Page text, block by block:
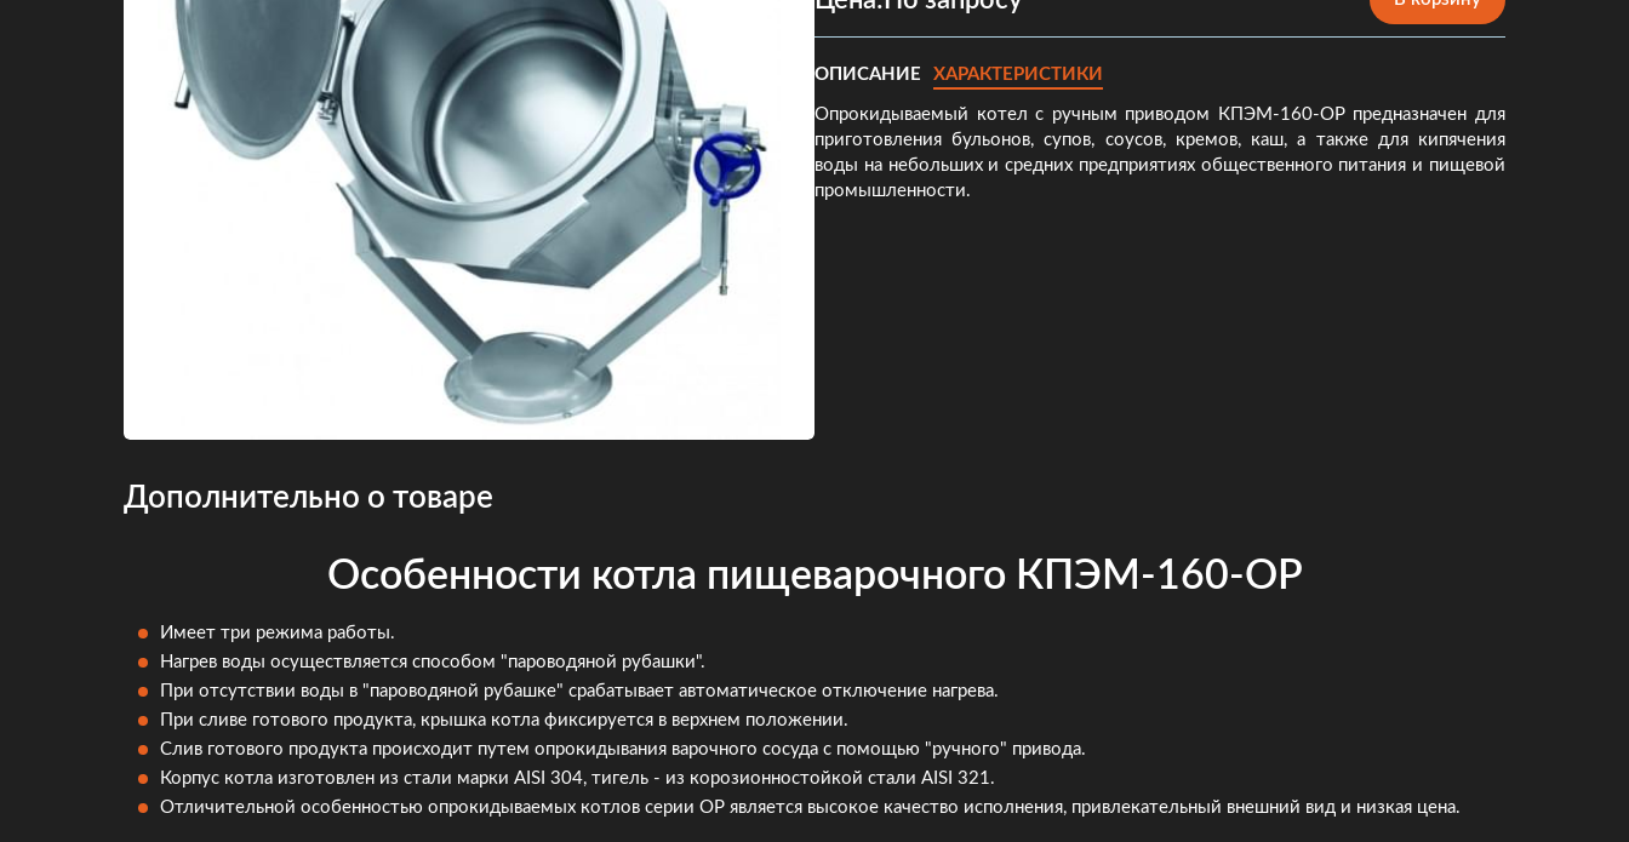
ОПИСАНИЕ ХАРАКТЕРИСТИКИ
Опрокидываемый котел с ручным приводом КПЭМ-160-ОР предназначен для
приготовления бульонов, супов, соусов, кремов, каш, а также для кипячения
воды на небольших и средних предприятиях общественного питания и пищевой
промышленности.
Дополнительно о товаре
Особенности котла пищеварочного КПЭМ-160-ОР
Имеет три режима работы.
Нагрев воды осуществляется способом "пароводяной рубашки".
При отсутствии воды в "пароводяной рубашке" срабатывает автоматическое отключение нагрева.
При сливе готового продукта, крышка котла фиксируется в верхнем положении.
Слив готового продукта происходит путем опрокидывания варочного сосуда с помощью "ручного" привода.
Корпус котла изготовлен из стали марки AISI 304, тигель - из корозионностойкой стали AISI 321.
Отличительной особенностью опрокидываемых котлов серии ОР является высокое качество исполнения, привлекательный внешний вид и низкая цена.